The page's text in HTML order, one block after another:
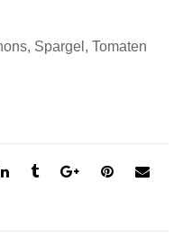
Spargel, Tomaten